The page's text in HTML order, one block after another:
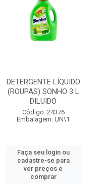
DETERGENTE LÍQUIDO
(ROUPAS) SONHO 3 L
DILUIDO
Código: 24376
Embalagem: UN\1
Faça seu login ou
cadastre-se para
ver preços e
comprar